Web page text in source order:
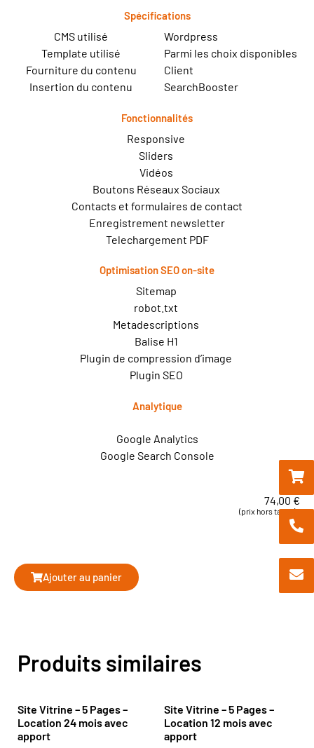
Spécifications
CMS utilisé
Template utilisé
Fourniture du contenu
Insertion du contenu
Wordpress
Parmi les choix disponibles
Client
SearchBooster
Fonctionnalités
Responsive
Sliders
Vidéos
Boutons Réseaux Sociaux
Contacts et formulaires de contact
Enregistrement newsletter
Telechargement PDF
Optimisation SEO on-site
Sitemap
robot.txt
Metadescriptions
Balise H1
Plugin de compression d’image
Plugin SEO
Analytique
Google Analytics
Google Search Console
74,00 €
(prix hors taxes)
Ajouter au panier
Produits similaires
Site Vitrine – 5 Pages –
Location 24 mois avec
apport
Site Vitrine – 5 Pages –
Location 12 mois avec
apport